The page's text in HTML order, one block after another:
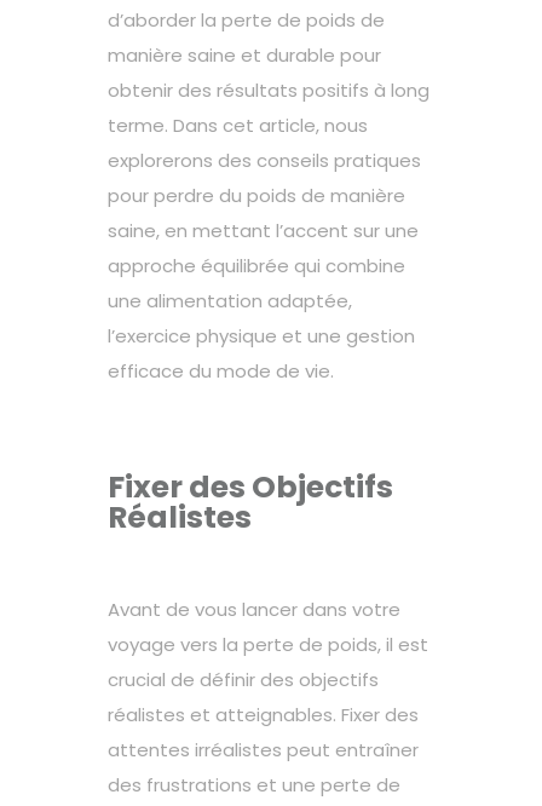
d’aborder la perte de poids de
manière saine et durable pour
obtenir des résultats positifs à long
terme. Dans cet article, nous
explorerons des conseils pratiques
pour perdre du poids de manière
saine, en mettant l’accent sur une
approche équilibrée qui combine
une alimentation adaptée,
l’exercice physique et une gestion
efficace du mode de vie.
Fixer des Objectifs
Réalistes
Avant de vous lancer dans votre
voyage vers la perte de poids, il est
crucial de définir des objectifs
réalistes et atteignables. Fixer des
attentes irréalistes peut entraîner
des frustrations et une perte de